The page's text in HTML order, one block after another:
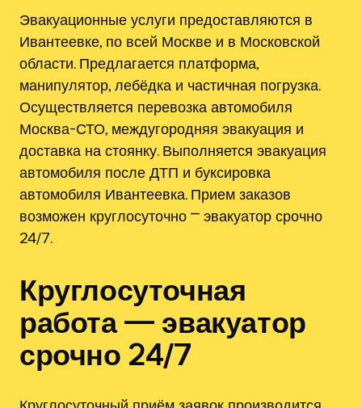
Эвакуационные услуги предоставляются в
Ивантеевке, по всей Москве и в Московской
области. Предлагается платформа,
манипулятор, лебёдка и частичная погрузка.
Осуществляется перевозка автомобиля
Москва-СТО, междугородняя эвакуация и
доставка на стоянку. Выполняется эвакуация
автомобиля после ДТП и буксировка
автомобиля Ивантеевка. Прием заказов
возможен круглосуточно ⎻ эвакуатор срочно
24/7.
Круглосуточная
работа — эвакуатор
срочно 24/7